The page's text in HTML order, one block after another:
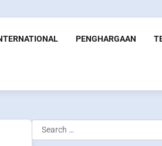
PENGHARGAAN
Search
for: